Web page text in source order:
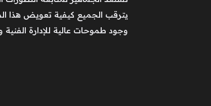
يترقب الجميع كيفية تعويض هذا
وجود طموحات عالية للإدارة